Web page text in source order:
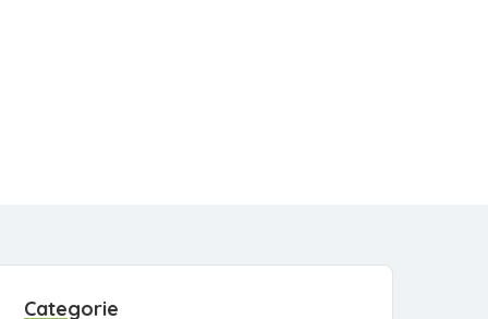
Categorie